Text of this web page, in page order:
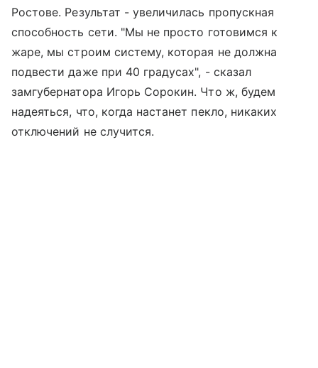
Ростове. Результат - увеличилась пропускная
способность сети. "Мы не просто готовимся к
жаре, мы строим систему, которая не должна
подвести даже при 40 градусах", - сказал
замгубернатора Игорь Сорокин. Что ж, будем
надеяться, что, когда настанет пекло, никаких
отключений не случится.